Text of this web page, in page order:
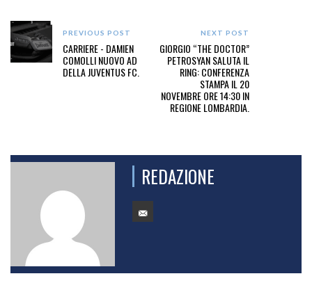
PREVIOUS POST
CARRIERE - DAMIEN
COMOLLI NUOVO AD
DELLA JUVENTUS FC.
NEXT POST
GIORGIO “THE DOCTOR”
PETROSYAN SALUTA IL
RING: CONFERENZA
STAMPA IL 20
NOVEMBRE ORE 14:30 IN
REGIONE LOMBARDIA.
REDAZIONE